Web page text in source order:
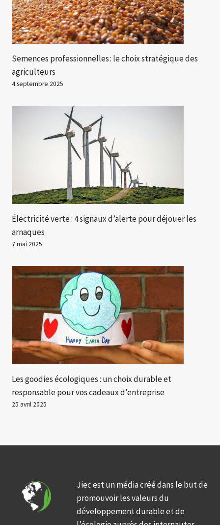
Semences professionnelles : le choix stratégique des
agriculteurs
4 septembre 2025
Électricité verte : 4 signaux d’alerte pour déjouer les
arnaques
7 mai 2025
Les goodies écologiques : un choix durable et
responsable pour vos cadeaux d’entreprise
25 avril 2025
Jiec est un média créé dans le but de
promouvoir les valeurs du
développement durable et de